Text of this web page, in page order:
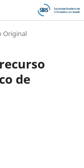
Original
de